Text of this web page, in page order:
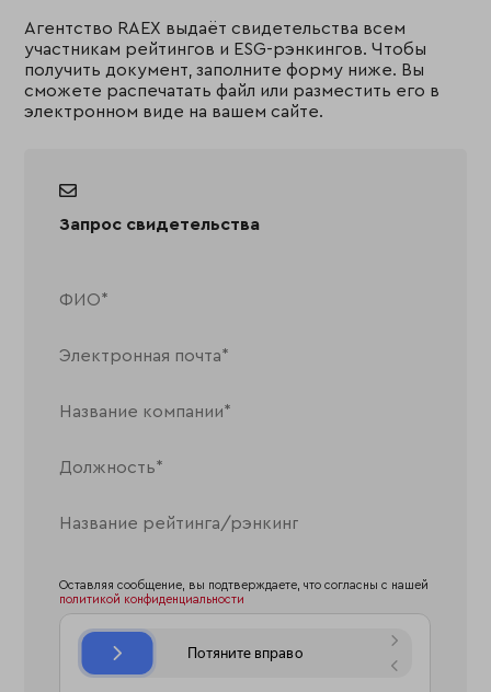
Агентство RAEX выдаёт свидетельства всем
участникам рейтингов и ESG-рэнкингов. Чтобы
получить документ, заполните форму ниже. Вы
сможете распечатать файл или разместить его в
электронном виде на вашем сайте.
Запрос свидетельства
Оставляя сообщение, вы подтверждаете, что согласны с нашей
политикой конфиденциальности